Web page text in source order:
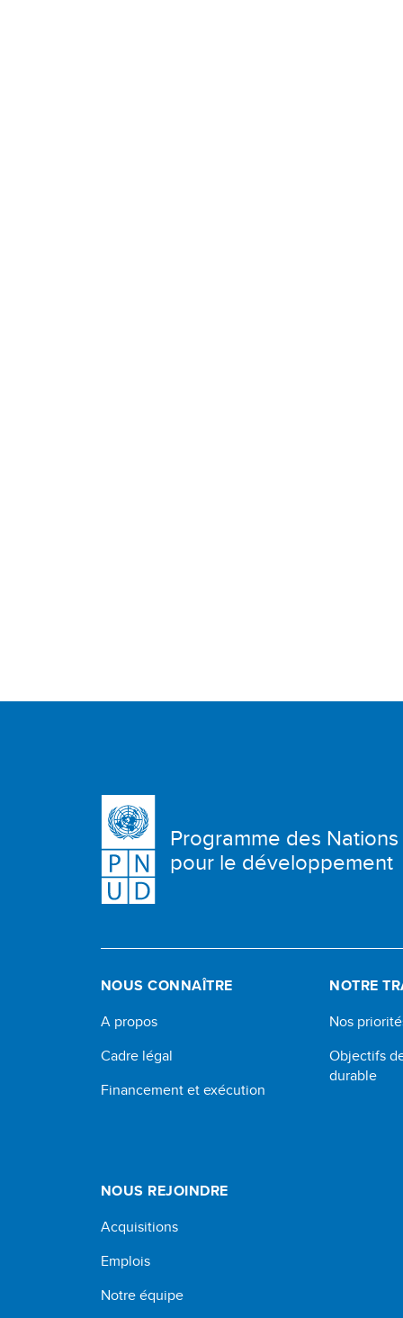
Programme des
pour le développement
NOUS CONNAÎTRE
A propos
Cadre légal
Financement et exécution
NOTRE
Nos
Objectifs
durable
NOUS REJOINDRE
Acquisitions
Emplois
Notre équipe